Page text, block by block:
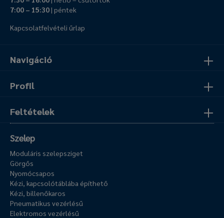
Navigáció
Profil
Feltételek
7:00 – 15:30| péntek
Kapcsolatfelvételi űrlap
Szelep
Moduláris szelepsziget
Görgős
Nyomócsapos
Kézi, kapcsolótáblába építhető
Kézi, billenőkaros
Pneumatikus vezérlésű
Elektromos vezérlésű